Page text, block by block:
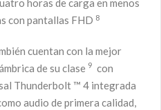
horas de carga en menos
con pantallas FHD 8
cuentan con la mejor
de su clase 9 con
Thunderbolt ™ 4 integrada
audio de primera calidad,